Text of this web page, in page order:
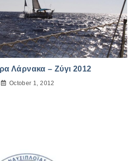
Λάρνακα – Ζύγι 2012
October 1, 2012